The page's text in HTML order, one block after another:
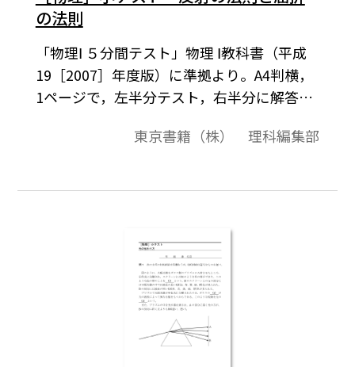
の法則
「物理Ⅰ ５分間テスト」物理 Ⅰ教科書（平成
19［2007］年度版）に準拠より。A4判横，
1ページで，左半分テスト，右半分に解答の
を，前の時間の復習として利用できます。
東京書籍（株） 理科編集部